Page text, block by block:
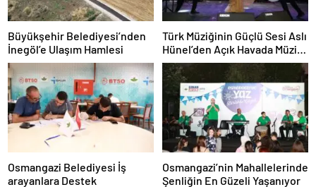
Büyükşehir Belediyesi’nden
İnegöl’e Ulaşım Hamlesi
Türk Müziğinin Güçlü Sesi Aslı
Hünel’den Açık Havada Müzik
Ziyafeti
Osmangazi Belediyesi İş
arayanlara Destek
Osmangazi’nin Mahallelerinde
Şenliğin En Güzeli Yaşanıyor